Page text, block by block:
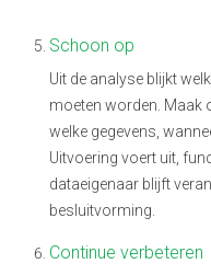
Schoon op
Uit de analyse blijkt
moeten worden. Maak
welke gegevens,
Uitvoering voert uit,
dataeigenaar blijft
besluitvorming.
Continue verbeteren